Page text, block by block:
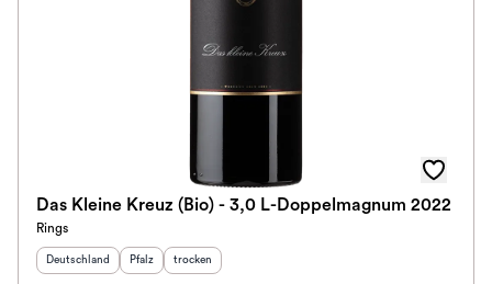
Das Kleine Kreuz (Bio) - 3,0 L-Doppelmagnum 2022
Rings
Herkunftsland
Deutschland Herkunftsregion
Pfalz Geschmack
trocken